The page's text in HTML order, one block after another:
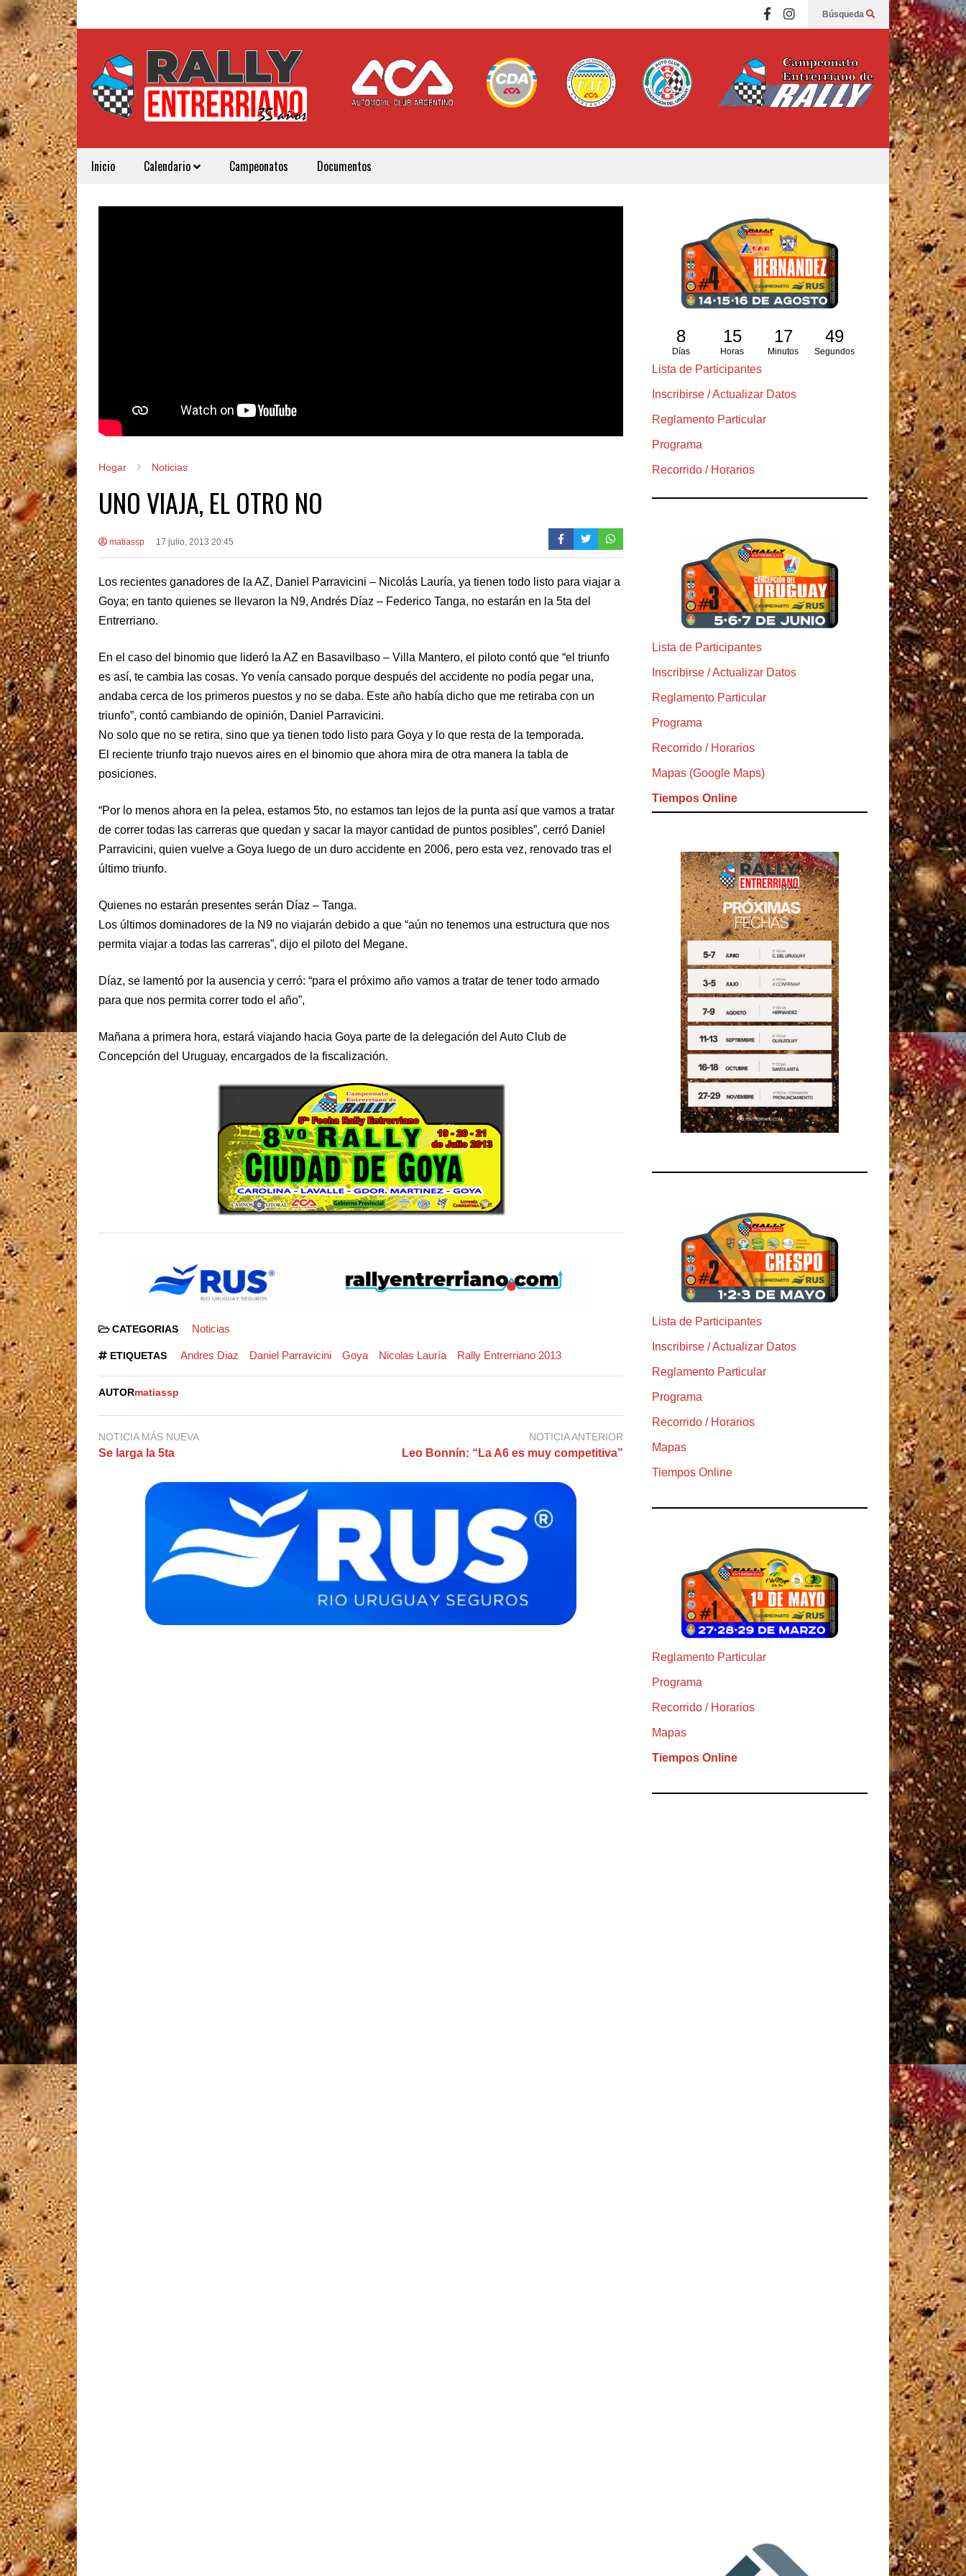
Búsqueda
Inicio Calendario Campeonatos Documentos
Hogar Noticias
UNO VIAJA, EL OTRO NO
matiassp 17 julio, 2013 20:45
Los recientes ganadores de la AZ, Daniel Parravicini – Nicolás Lauría, ya tienen todo listo para viajar a
Goya; en tanto quienes se llevaron la N9, Andrés Díaz – Federico Tanga, no estarán en la 5ta del
Entrerriano.
En el caso del binomio que lideró la AZ en Basavilbaso – Villa Mantero, el piloto contó que “el triunfo
es así, te cambia las cosas. Yo venía cansado porque después del accidente no podía pegar una,
andaba cerca de los primeros puestos y no se daba. Este año había dicho que me retiraba con un
triunfo”, contó cambiando de opinión, Daniel Parravicini.
No solo que no se retira, sino que ya tienen todo listo para Goya y lo que resta de la temporada.
El reciente triunfo trajo nuevos aires en el binomio que ahora mira de otra manera la tabla de
posiciones.
“Por lo menos ahora en la pelea, estamos 5to, no estamos tan lejos de la punta así que vamos a tratar
de correr todas las carreras que quedan y sacar la mayor cantidad de puntos posibles”, cerró Daniel
Parravicini, quien vuelve a Goya luego de un duro accidente en 2006, pero esta vez, renovado tras el
último triunfo.
Quienes no estarán presentes serán Díaz – Tanga.
Los últimos dominadores de la N9 no viajarán debido a que “aún no tenemos una estructura que nos
permita viajar a todas las carreras”, dijo el piloto del Megane.
Díaz, se lamentó por la ausencia y cerró: “para el próximo año vamos a tratar de tener todo armado
para que nos permita correr todo el año”,
Mañana a primera hora, estará viajando hacia Goya parte de la delegación del Auto Club de
Concepción del Uruguay, encargados de la fiscalización.
CATEGORIAS Noticias
ETIQUETAS Andres Diaz Daniel Parravicini Goya Nicolas Lauría Rally Entrerriano 2013
AUTORmatiassp
NOTICIA MÁS NUEVA
Se larga la 5ta
NOTICIA ANTERIOR
Leo Bonnín: “La A6 es muy competitiva”
8
Días
15
Horas
17
Minutos
48
Segundos
Lista de Participantes
Inscribirse / Actualizar Datos
Reglamento Particular
Programa
Recorrido / Horarios
Lista de Participantes
Inscribirse / Actualizar Datos
Reglamento Particular
Programa
Recorrido / Horarios
Mapas (Google Maps)
Tiempos Online
Lista de Participantes
Inscribirse / Actualizar Datos
Reglamento Particular
Programa
Recorrido / Horarios
Mapas
Tiempos Online
Reglamento Particular
Programa
Recorrido / Horarios
Mapas
Tiempos Online